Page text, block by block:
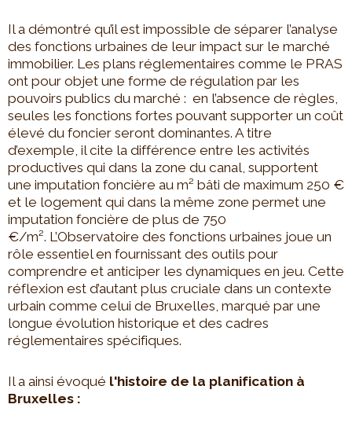
Il a démontré qu’il est impossible de séparer l’analyse
des fonctions urbaines de leur impact sur le marché
immobilier. Les plans réglementaires comme le PRAS
ont pour objet une forme de régulation par les
pouvoirs publics du marché : en l’absence de règles,
seules les fonctions fortes pouvant supporter un coût
élevé du foncier seront dominantes. A titre
d’exemple, il cite la différence entre les activités
productives qui dans la zone du canal, supportent
une imputation foncière au m² bâti de maximum 250 €
et le logement qui dans la même zone permet une
imputation foncière de plus de 750
€/m². L’Observatoire des fonctions urbaines joue un
rôle essentiel en fournissant des outils pour
comprendre et anticiper les dynamiques en jeu. Cette
réflexion est d’autant plus cruciale dans un contexte
urbain comme celui de Bruxelles, marqué par une
longue évolution historique et des cadres
réglementaires spécifiques.
Il a ainsi évoqué l'histoire de la planification à
Bruxelles :